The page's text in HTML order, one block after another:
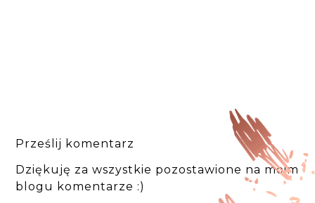
Prześlij komentarz
Dziękuję za wszystkie pozostawione na moim
blogu komentarze :)